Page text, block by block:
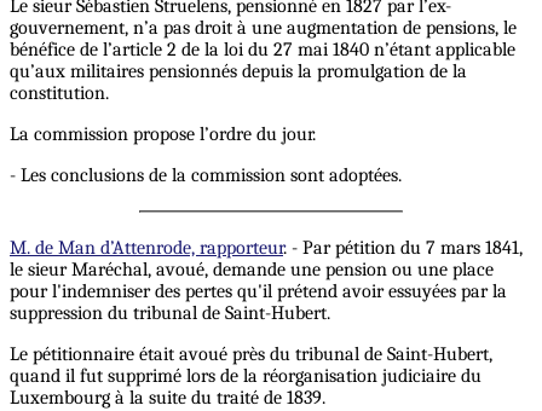
Le sieur Sébastien Struelens, pensionné en 1827 par l’ex-
gouvernement, n’a pas droit à une augmentation de pensions, le
bénéfice de l’article 2 de la loi du 27 mai 1840 n’étant applicable
qu’aux militaires pensionnés depuis la promulgation de la
constitution.
La commission propose l’ordre du jour.
- Les conclusions de la commission sont adoptées.
M. de Man d’Attenrode, rapporteur. - Par pétition du 7 mars 1841,
le sieur Maréchal, avoué, demande une pension ou une place
pour l'indemniser des pertes qu'il prétend avoir essuyées par la
suppression du tribunal de Saint-Hubert.
Le pétitionnaire était avoué près du tribunal de Saint-Hubert,
quand il fut supprimé lors de la réorganisation judiciaire du
Luxembourg à la suite du traité de 1839.